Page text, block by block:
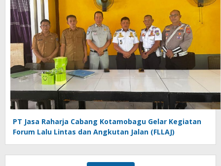
PT Jasa Raharja Cabang Kotamobagu Gelar Kegiatan
Forum Lalu Lintas dan Angkutan Jalan (FLLAJ)